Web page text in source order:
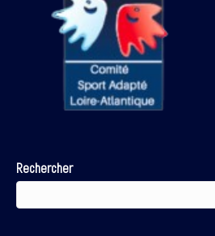
Rechercher